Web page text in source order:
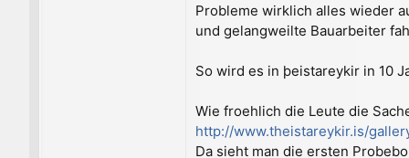
Probleme wirklich alles wieder
und gelangweilte Bauarbeiter
So wird es in þeistareykir in 10
Wie froehlich die Leute die
http://www.theistareykir.is/
Da sieht man die ersten